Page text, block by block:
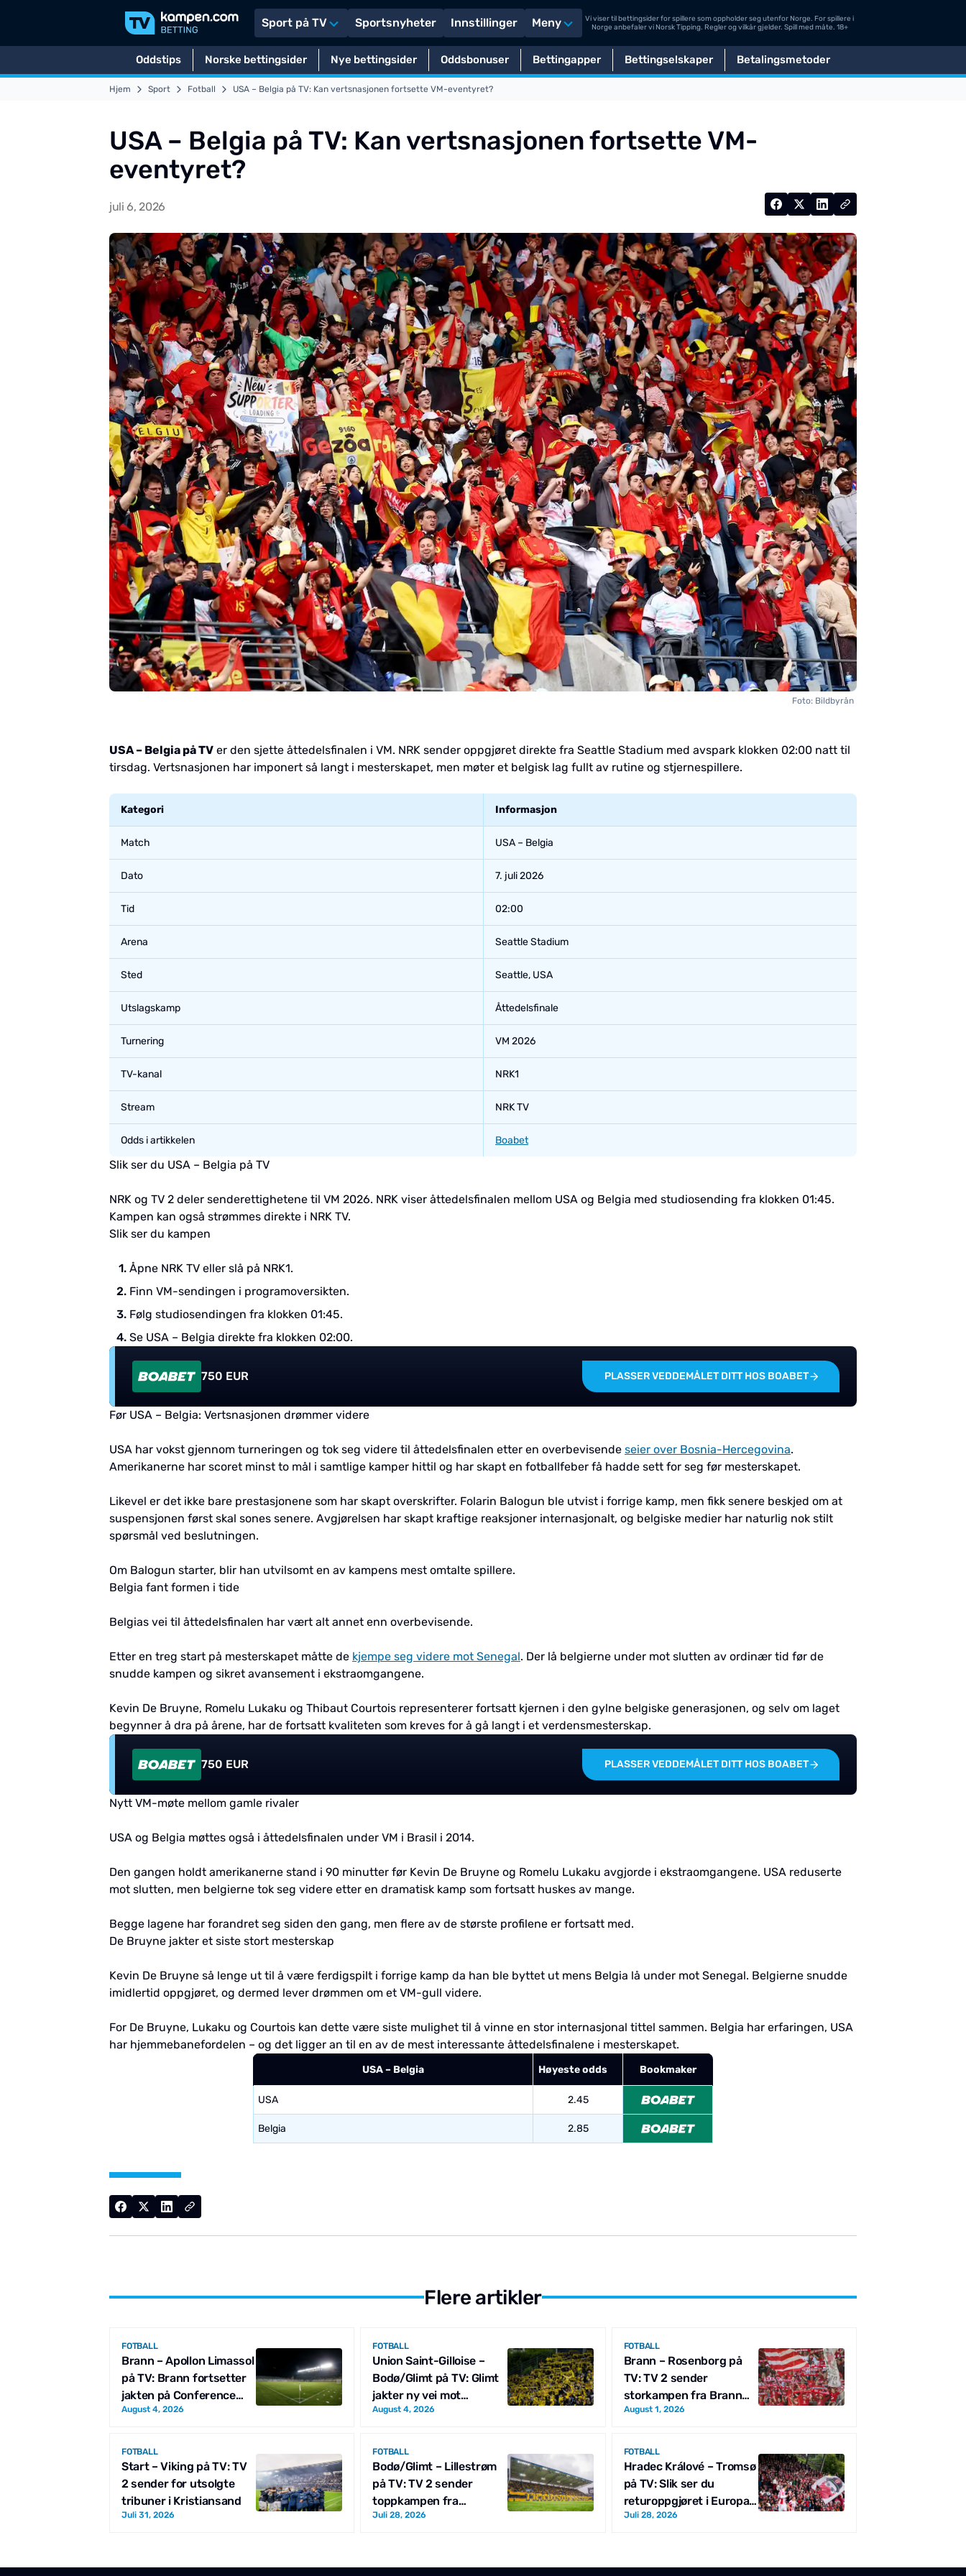
Sport på TV Sportsnyheter Innstillinger Meny
Vi viser til bettingsider for spillere som oppholder seg utenfor Norge. For spillere i
Norge anbefaler vi Norsk Tipping. Regler og vilkår gjelder. Spill med måte. 18+
Oddstips Norske bettingsider Nye bettingsider Oddsbonuser Bettingapper Bettingselskaper Betalingsmetoder
Hjem Sport Fotball USA – Belgia på TV: Kan vertsnasjonen fortsette VM-eventyret?
USA – Belgia på TV: Kan vertsnasjonen fortsette VM-
eventyret?
juli 6, 2026
Foto: Bildbyrån
USA – Belgia på TV er den sjette åttedelsfinalen i VM. NRK sender oppgjøret direkte fra Seattle Stadium med avspark klokken 02:00 natt til
tirsdag. Vertsnasjonen har imponert så langt i mesterskapet, men møter et belgisk lag fullt av rutine og stjernespillere.
Kategori Informasjon
Match USA – Belgia
Dato 7. juli 2026
Tid 02:00
Arena Seattle Stadium
Sted Seattle, USA
Utslagskamp Åttedelsfinale
Turnering VM 2026
TV-kanal NRK1
Stream NRK TV
Odds i artikkelen Boabet
Slik ser du USA – Belgia på TV
NRK og TV 2 deler senderettighetene til VM 2026. NRK viser åttedelsfinalen mellom USA og Belgia med studiosending fra klokken 01:45.
Kampen kan også strømmes direkte i NRK TV.
Slik ser du kampen
Åpne NRK TV eller slå på NRK1.
Finn VM-sendingen i programoversikten.
Følg studiosendingen fra klokken 01:45.
Se USA – Belgia direkte fra klokken 02:00.
750 EUR PLASSER VEDDEMÅLET DITT HOS BOABET
Før USA – Belgia: Vertsnasjonen drømmer videre
USA har vokst gjennom turneringen og tok seg videre til åttedelsfinalen etter en overbevisende seier over Bosnia-Hercegovina.
Amerikanerne har scoret minst to mål i samtlige kamper hittil og har skapt en fotballfeber få hadde sett for seg før mesterskapet.
Likevel er det ikke bare prestasjonene som har skapt overskrifter. Folarin Balogun ble utvist i forrige kamp, men fikk senere beskjed om at
suspensjonen først skal sones senere. Avgjørelsen har skapt kraftige reaksjoner internasjonalt, og belgiske medier har naturlig nok stilt
spørsmål ved beslutningen.
Om Balogun starter, blir han utvilsomt en av kampens mest omtalte spillere.
Belgia fant formen i tide
Belgias vei til åttedelsfinalen har vært alt annet enn overbevisende.
Etter en treg start på mesterskapet måtte de kjempe seg videre mot Senegal. Der lå belgierne under mot slutten av ordinær tid før de
snudde kampen og sikret avansement i ekstraomgangene.
Kevin De Bruyne, Romelu Lukaku og Thibaut Courtois representerer fortsatt kjernen i den gylne belgiske generasjonen, og selv om laget
begynner å dra på årene, har de fortsatt kvaliteten som kreves for å gå langt i et verdensmesterskap.
750 EUR PLASSER VEDDEMÅLET DITT HOS BOABET
Nytt VM-møte mellom gamle rivaler
USA og Belgia møttes også i åttedelsfinalen under VM i Brasil i 2014.
Den gangen holdt amerikanerne stand i 90 minutter før Kevin De Bruyne og Romelu Lukaku avgjorde i ekstraomgangene. USA reduserte
mot slutten, men belgierne tok seg videre etter en dramatisk kamp som fortsatt huskes av mange.
Begge lagene har forandret seg siden den gang, men flere av de største profilene er fortsatt med.
De Bruyne jakter et siste stort mesterskap
Kevin De Bruyne så lenge ut til å være ferdigspilt i forrige kamp da han ble byttet ut mens Belgia lå under mot Senegal. Belgierne snudde
imidlertid oppgjøret, og dermed lever drømmen om et VM-gull videre.
For De Bruyne, Lukaku og Courtois kan dette være siste mulighet til å vinne en stor internasjonal tittel sammen. Belgia har erfaringen, USA
har hjemmebanefordelen – og det ligger an til en av de mest interessante åttedelsfinalene i mesterskapet.
USA – Belgia Høyeste odds Bookmaker
USA 2.45
Belgia 2.85
Flere artikler
FOTBALL
Brann – Apollon Limassol
på TV: Brann fortsetter
jakten på Conference
League
August 4, 2026
FOTBALL
Union Saint-Gilloise –
Bodø/Glimt på TV: Glimt
jakter ny vei mot
Champions League
August 4, 2026
FOTBALL
Brann – Rosenborg på
TV: TV 2 sender
storkampen fra Brann
Stadion
August 1, 2026
FOTBALL
Start – Viking på TV: TV
2 sender for utsolgte
tribuner i Kristiansand
Juli 31, 2026
FOTBALL
Bodø/Glimt – Lillestrøm
på TV: TV 2 sender
toppkampen fra
Aspmyra
Juli 28, 2026
FOTBALL
Hradec Králové – Tromsø
på TV: Slik ser du
returoppgjøret i Europa
League
Juli 28, 2026